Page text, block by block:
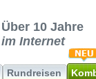
Über 10 Jahre
im Internet
Rundreisen